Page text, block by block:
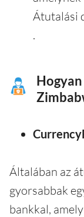
Átutalási
.
Általában az
gyorsabbak
bankkal,